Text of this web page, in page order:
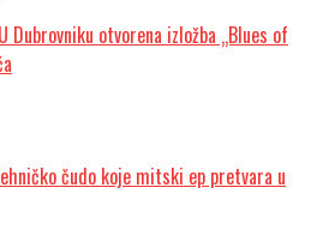
Dubrovniku otvorena izložba „Blues of
čudo koje mitski ep pretvara u